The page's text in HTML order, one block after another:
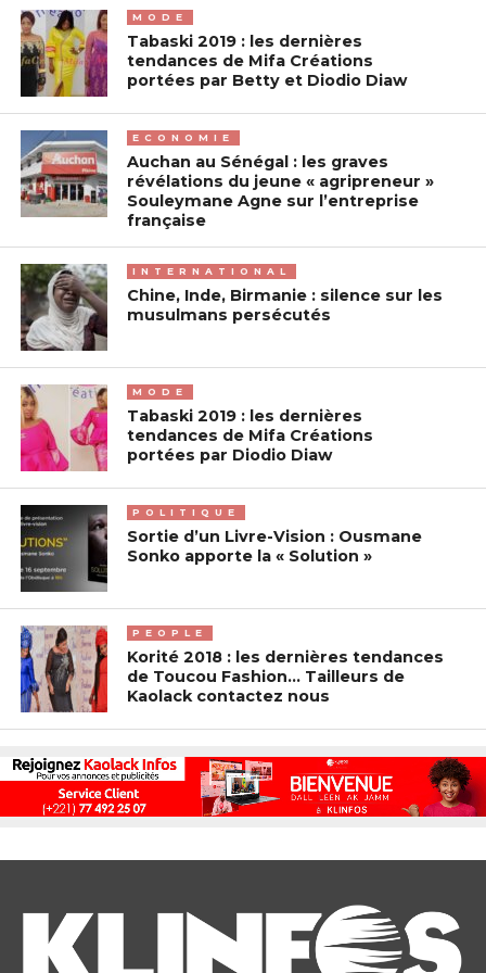
MODE
Tabaski 2019 : les dernières
tendances de Mifa Créations
portées par Betty et Diodio Diaw
ECONOMIE
Auchan au Sénégal : les graves
révélations du jeune « agripreneur »
Souleymane Agne sur l’entreprise
française
INTERNATIONAL
Chine, Inde, Birmanie : silence sur les
musulmans persécutés
MODE
Tabaski 2019 : les dernières
tendances de Mifa Créations
portées par Diodio Diaw
POLITIQUE
Sortie d’un Livre-Vision : Ousmane
Sonko apporte la « Solution »
PEOPLE
Korité 2018 : les dernières tendances
de Toucou Fashion… Tailleurs de
Kaolack contactez nous